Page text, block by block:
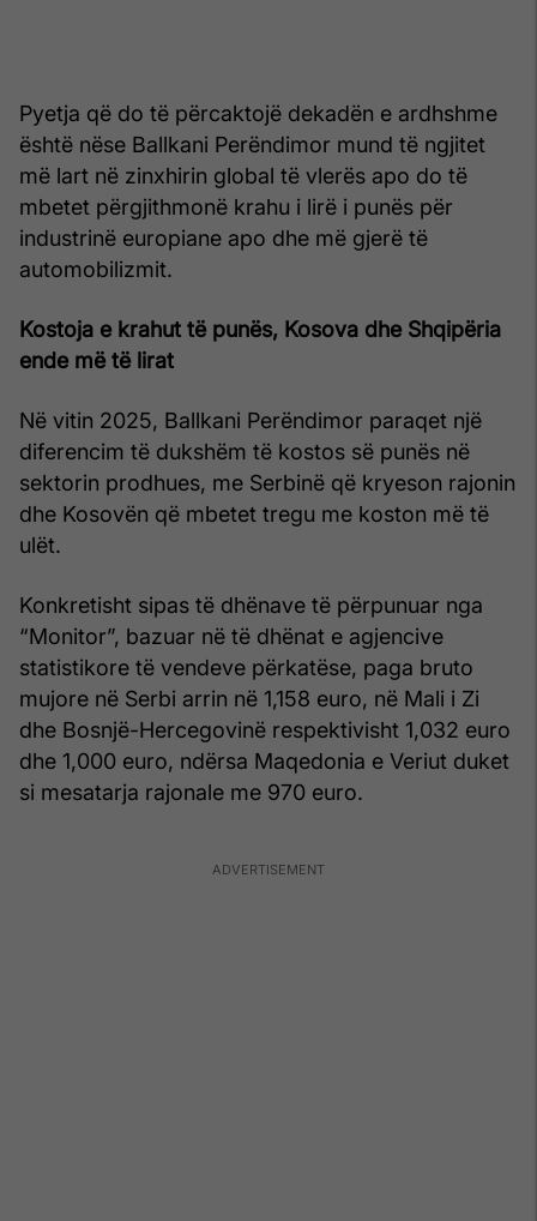
Pyetja që do të përcaktojë dekadën e ardhshme
është nëse Ballkani Perëndimor mund të ngjitet
më lart në zinxhirin global të vlerës apo do të
mbetet përgjithmonë krahu i lirë i punës për
industrinë europiane apo dhe më gjerë të
automobilizmit.
Kostoja e krahut të punës, Kosova dhe Shqipëria
ende më të lirat
Në vitin 2025, Ballkani Perëndimor paraqet një
diferencim të dukshëm të kostos së punës në
sektorin prodhues, me Serbinë që kryeson rajonin
dhe Kosovën që mbetet tregu me koston më të
ulët.
Konkretisht sipas të dhënave të përpunuar nga
“Monitor”, bazuar në të dhënat e agjencive
statistikore të vendeve përkatëse, paga bruto
mujore në Serbi arrin në 1,158 euro, në Mali i Zi
dhe Bosnjë-Hercegovinë respektivisht 1,032 euro
dhe 1,000 euro, ndërsa Maqedonia e Veriut duket
si mesatarja rajonale me 970 euro.